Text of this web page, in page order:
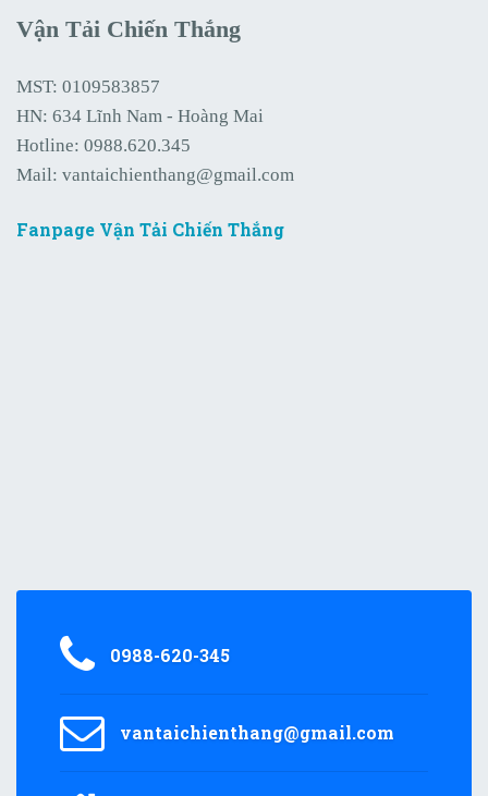
Vận Tải Chiến Thắng
MST: 0109583857
HN: 634 Lĩnh Nam - Hoàng Mai
Hotline: 0988.620.345
Mail: vantaichienthang@gmail.com
Fanpage Vận Tải Chiến Thắng
0988-620-345
vantaichienthang@gmail.com